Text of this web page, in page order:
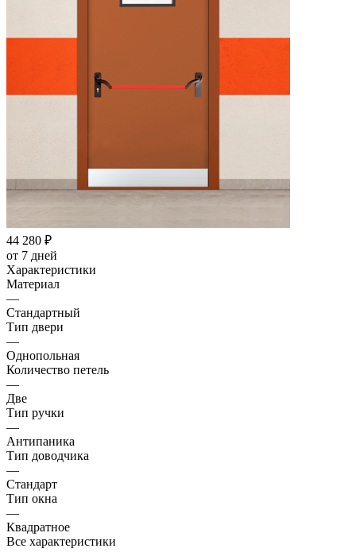
44 280 ₽
от 7 дней
Характеристики
Материал
—
Стандартный
Тип двери
—
Однопольная
Количество петель
—
Две
Тип ручки
—
Антипаника
Тип доводчика
—
Стандарт
Тип окна
—
Квадратное
Все характеристики